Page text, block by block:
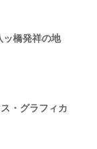
ッ橋発祥の地
・グラフィカ